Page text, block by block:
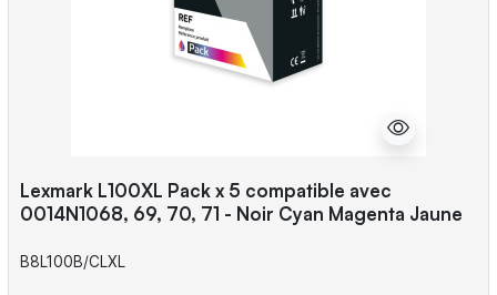
Lexmark L100XL Pack x 5 compatible avec
0014N1068, 69, 70, 71 - Noir Cyan Magenta Jaune
B8L100B/CLXL